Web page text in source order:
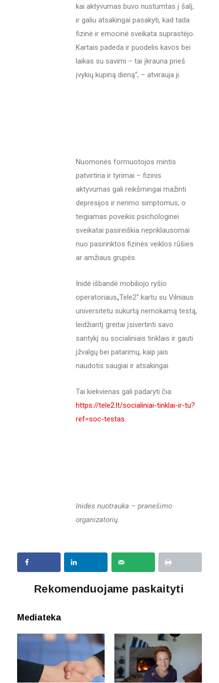
kai aktyvumas buvo nustumtas į šalį,
ir galiu atsakingai pasakyti, kad tada
fizinė ir emocinė sveikata suprastėjo.
Kartais padeda ir puodelis kavos bei
laikas su savimi – tai įkrauna prieš
įvykių kupiną dieną“, – atvirauja ji.
Nuomonės formuotojos mintis
patvirtina ir tyrimai – fizinis
aktyvumas gali reikšmingai mažinti
depresijos ir nerimo simptomus, o
teigiamas poveikis psichologinei
sveikatai pasireiškia nepriklausomai
nuo pasirinktos fizinės veiklos rūšies
ar amžiaus grupės.
Inidė išbandė mobiliojo ryšio
operatoriaus„Tele2“ kartu su Vilniaus
universitetu sukurtą nemokamą testą,
leidžiantį greitai įsivertinti savo
santykį su socialiniais tinklais ir gauti
įžvalgų bei patarimų, kaip jais
naudotis saugiai ir atsakingai.
Tai kiekvienas gali padaryti čia:
https://tele2.lt/socialiniai-tinklai-ir-tu?
ref=soc-testas.
Inidės nuotrauka – pranešimo
organizatorių.
Rekomenduojame paskaityti
Mediateka